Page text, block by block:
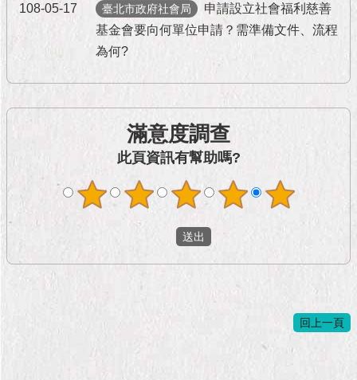
政
系
108-05-17 臺北市政府社會局
申請設立社會福利慈善
基金會要向何單位申請？需準備文件、流程
為何?
滿意度調查
此頁資訊有幫助嗎?
回上一頁